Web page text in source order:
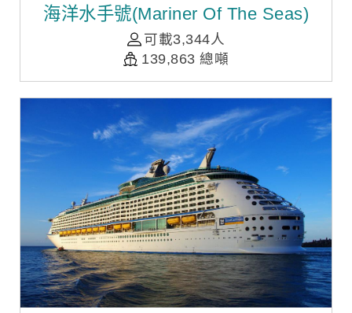
海洋水手號(Mariner Of The Seas)
可載3,344人
139,863 總噸